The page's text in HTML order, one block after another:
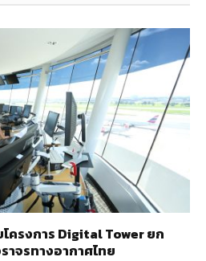
ครงการ Digital Tower ยก
าจรทางอากาศไทย